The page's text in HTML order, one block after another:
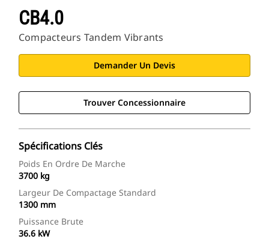
CB4.0
Compacteurs Tandem Vibrants
Demander Un Devis
Trouver Concessionnaire
Spécifications Clés
Poids En Ordre De Marche
3700 kg
Largeur De Compactage Standard
1300 mm
Puissance Brute
36.6 kW